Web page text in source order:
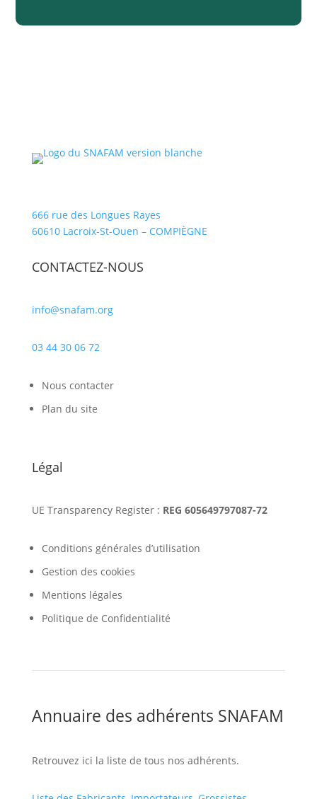
666 rue des Longues Rayes
60610 Lacroix-St-Ouen – COMPIÈGNE
CONTACTEZ-NOUS
info@snafam.org
03 44 30 06 72
Nous contacter
Plan du site
Légal
UE Transparency Register : REG 605649797087-72
Conditions générales d’utilisation
Gestion des cookies
Mentions légales
Politique de Confidentialité
Annuaire des adhérents SNAFAM
Retrouvez ici la liste de tous nos adhérents.